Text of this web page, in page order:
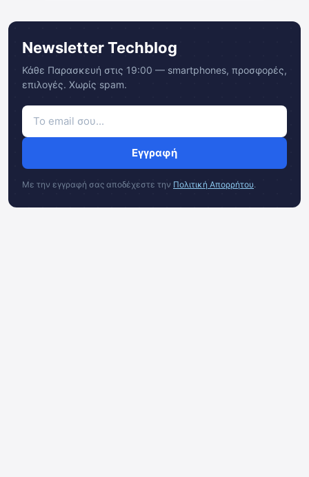
Newsletter Techblog
Κάθε Παρασκευή στις 19:00 — smartphones, προσφορές,
επιλογές. Χωρίς spam.
Εγγραφή
Με την εγγραφή σας αποδέχεστε την Πολιτική Απορρήτου.